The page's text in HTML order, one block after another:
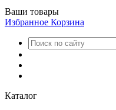
Ваши товары
Избранное Корзина
Каталог